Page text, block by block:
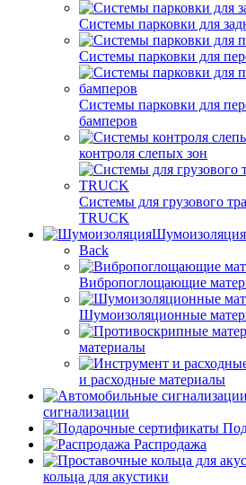
Системы парковки для
Системы парковки для
Системы парковки для
бамперов
контроля слепых зон
Системы для грузового
TRUCK
Шумоизоляция
Back
Вибропоглощающие
Шумоизоляционные
материалы
и расходные материалы
сигнализации
Распродажа
кольца для акустики